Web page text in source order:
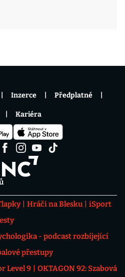
Hráči na Blesku
iSport
- podcast rozbíjející
přestupy
Level 9
OKTAGON 92: Szabová
Inzerce Předplatné
Kariéra